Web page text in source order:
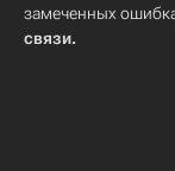
замеченных
связи.